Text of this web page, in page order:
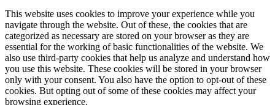
This website uses cookies to improve your experience while you
navigate through the website. Out of these, the cookies that are
categorized as necessary are stored on your browser as they are
essential for the working of basic functionalities of the website. We
also use third-party cookies that help us analyze and understand how
you use this website. These cookies will be stored in your browser
only with your consent. You also have the option to opt-out of these
cookies. But opting out of some of these cookies may affect your
browsing experience.